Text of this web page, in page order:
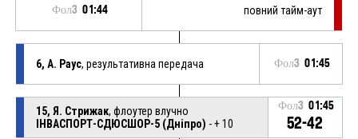
Фол3 01:44 повний тайм-аут
6, А. Раус, результативна передача Фол3 01:45
15, Я. Стрижак, флоутер влучно
ІНВАСПОРТ-СДЮСШОР-5 (Дніпро) - + 10
Фол3 01:45
52-42